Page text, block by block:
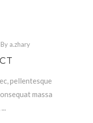
By a.zhary
pellentesque
massa